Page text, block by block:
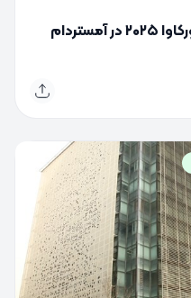
نمایشگاه بین‌المللی کترینگ هورکاوا ۲۰۲۵ در آمستردام